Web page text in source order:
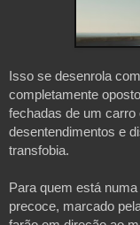
Isso se desenrola
completamente
fechadas de um carro
desentendimentos e
transfobia.
Para quem está
precoce, marcado